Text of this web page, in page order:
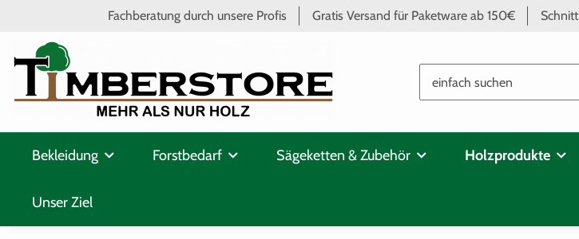
Fachberatung durch unsere Profis Gratis Versand für Paketware ab 150€
Bekleidung Forstbedarf Sägeketten & Zubehör Holzprodukte
Unser Ziel